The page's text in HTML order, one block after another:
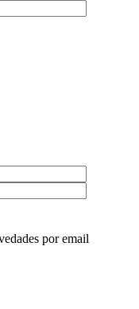
por email